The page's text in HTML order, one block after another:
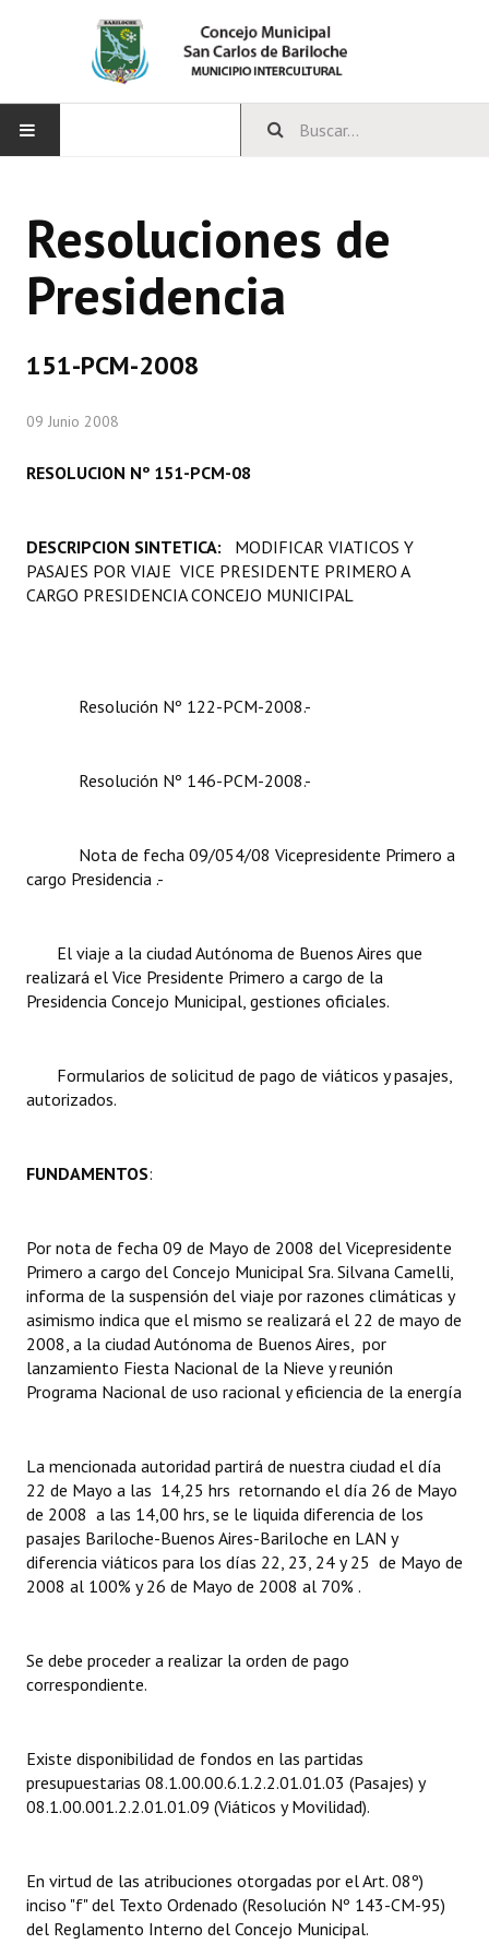
CONCEJO
Bloques Políticos
Comisiones Permanentes
Comisiones Especiales
Concejales Mandato Cumplido
LEGISLACIÓN
Carta Orgánica 2007
Digesto
DOCUMENTOS
Proyectos Presentados
Actas de Sesión
Informes de Unidad Coordinadora
NORMATIVA
Comunicaciones
Declaraciones
Resoluciones
INSTITUCIONAL
Antiguos Pobladores
Noticias Destacadas
Datos Históricos
Audiencias Públicas - Registro
Mujeres que Dejaron Huellas - Registro
Ciudadano Ilustre - Registro
Banca del Vecino - Registro
Resoluciones de
Presidencia
151-PCM-2008
09 Junio 2008
RESOLUCION Nº 151-PCM-08
DESCRIPCION SINTETICA: MODIFICAR VIATICOS Y
PASAJES POR VIAJE VICE PRESIDENTE PRIMERO A
CARGO PRESIDENCIA CONCEJO MUNICIPAL
Resolución Nº 122-PCM-2008.-
Resolución Nº 146-PCM-2008.-
Nota de fecha 09/054/08 Vicepresidente Primero a
cargo Presidencia .-
El viaje a la ciudad Autónoma de Buenos Aires que
realizará el Vice Presidente Primero a cargo de la
Presidencia Concejo Municipal, gestiones oficiales.
Formularios de solicitud de pago de viáticos y pasajes,
autorizados.
FUNDAMENTOS:
Por nota de fecha 09 de Mayo de 2008 del Vicepresidente
Primero a cargo del Concejo Municipal Sra. Silvana Camelli,
informa de la suspensión del viaje por razones climáticas y
asimismo indica que el mismo se realizará el 22 de mayo de
2008, a la ciudad Autónoma de Buenos Aires, por
lanzamiento Fiesta Nacional de la Nieve y reunión
Programa Nacional de uso racional y eficiencia de la energía
La mencionada autoridad partirá de nuestra ciudad el día
22 de Mayo a las 14,25 hrs retornando el día 26 de Mayo
de 2008 a las 14,00 hrs, se le liquida diferencia de los
pasajes Bariloche-Buenos Aires-Bariloche en LAN y
diferencia viáticos para los días 22, 23, 24 y 25 de Mayo de
2008 al 100% y 26 de Mayo de 2008 al 70% .
Se debe proceder a realizar la orden de pago
correspondiente.
Existe disponibilidad de fondos en las partidas
presupuestarias 08.1.00.00.6.1.2.2.01.01.03 (Pasajes) y
08.1.00.001.2.2.01.01.09 (Viáticos y Movilidad).
En virtud de las atribuciones otorgadas por el Art. 08º)
inciso "f" del Texto Ordenado (Resolución Nº 143-CM-95)
del Reglamento Interno del Concejo Municipal.